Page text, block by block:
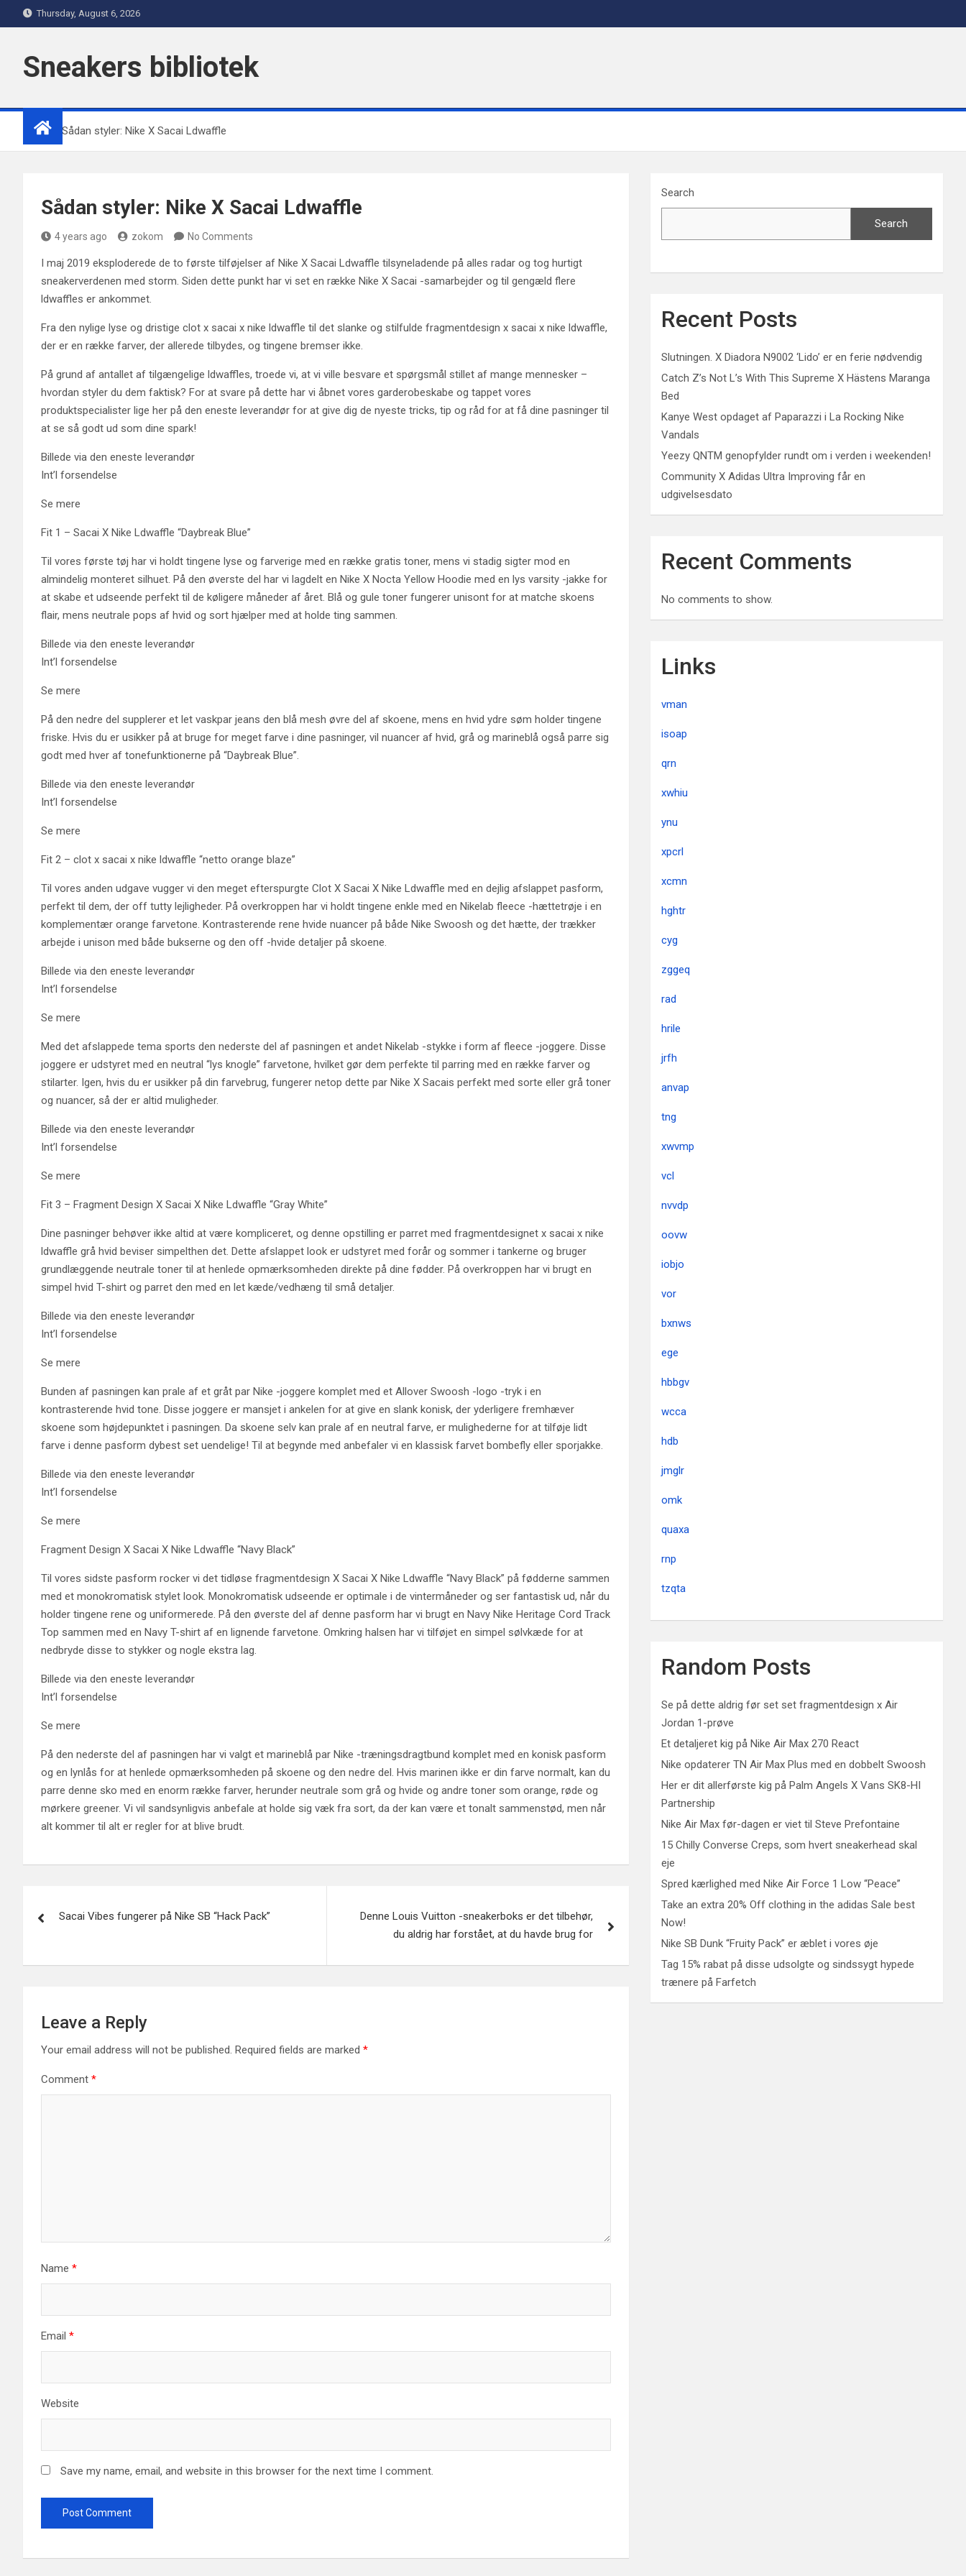
to
Thursday, August 6, 2026
Sneakers bibliotek
Home Sådan styler: Nike X Sacai Ldwaffle
Sådan styler: Nike X Sacai Ldwaffle
4 years ago zokom No Comments
I maj 2019 eksploderede de to første tilføjelser af Nike X Sacai Ldwaffle tilsyneladende på alles radar og tog hurtigt
sneakerverdenen med storm. Siden dette punkt har vi set en række Nike X Sacai -samarbejder og til gengæld flere
ldwaffles er ankommet.
Fra den nylige lyse og dristige clot x sacai x nike ldwaffle til det slanke og stilfulde fragmentdesign x sacai x nike ldwaffle,
der er en række farver, der allerede tilbydes, og tingene bremser ikke.
På grund af antallet af tilgængelige ldwaffles, troede vi, at vi ville besvare et spørgsmål stillet af mange mennesker –
hvordan styler du dem faktisk? For at svare på dette har vi åbnet vores garderobeskabe og tappet vores
produktspecialister lige her på den eneste leverandør for at give dig de nyeste tricks, tip og råd for at få dine pasninger til
at se så godt ud som dine spark!
Billede via den eneste leverandør
Int’l forsendelse
Se mere
Fit 1 – Sacai X Nike Ldwaffle “Daybreak Blue”
Til vores første tøj har vi holdt tingene lyse og farverige med en række gratis toner, mens vi stadig sigter mod en
almindelig monteret silhuet. På den øverste del har vi lagdelt en Nike X Nocta Yellow Hoodie med en lys varsity -jakke for
at skabe et udseende perfekt til de køligere måneder af året. Blå og gule toner fungerer unisont for at matche skoens
flair, mens neutrale pops af hvid og sort hjælper med at holde ting sammen.
Billede via den eneste leverandør
Int’l forsendelse
Se mere
På den nedre del supplerer et let vaskpar jeans den blå mesh øvre del af skoene, mens en hvid ydre søm holder tingene
friske. Hvis du er usikker på at bruge for meget farve i dine pasninger, vil nuancer af hvid, grå og marineblå også parre sig
godt med hver af tonefunktionerne på “Daybreak Blue”.
Billede via den eneste leverandør
Int’l forsendelse
Se mere
Fit 2 – clot x sacai x nike ldwaffle “netto orange blaze”
Til vores anden udgave vugger vi den meget efterspurgte Clot X Sacai X Nike Ldwaffle med en dejlig afslappet pasform,
perfekt til dem, der off tutty lejligheder. På overkroppen har vi holdt tingene enkle med en Nikelab fleece -hættetrøje i en
komplementær orange farvetone. Kontrasterende rene hvide nuancer på både Nike Swoosh og det hætte, der trækker
arbejde i unison med både bukserne og den off -hvide detaljer på skoene.
Billede via den eneste leverandør
Int’l forsendelse
Se mere
Med det afslappede tema sports den nederste del af pasningen et andet Nikelab -stykke i form af fleece -joggere. Disse
joggere er udstyret med en neutral “lys knogle” farvetone, hvilket gør dem perfekte til parring med en række farver og
stilarter. Igen, hvis du er usikker på din farvebrug, fungerer netop dette par Nike X Sacais perfekt med sorte eller grå toner
og nuancer, så der er altid muligheder.
Billede via den eneste leverandør
Int’l forsendelse
Se mere
Fit 3 – Fragment Design X Sacai X Nike Ldwaffle “Gray White”
Dine pasninger behøver ikke altid at være kompliceret, og denne opstilling er parret med fragmentdesignet x sacai x nike
ldwaffle grå hvid beviser simpelthen det. Dette afslappet look er udstyret med forår og sommer i tankerne og bruger
grundlæggende neutrale toner til at henlede opmærksomheden direkte på dine fødder. På overkroppen har vi brugt en
simpel hvid T-shirt og parret den med en let kæde/vedhæng til små detaljer.
Billede via den eneste leverandør
Int’l forsendelse
Se mere
Bunden af ​​pasningen kan prale af et gråt par Nike -joggere komplet med et Allover Swoosh -logo -tryk i en
kontrasterende hvid tone. Disse joggere er mansjet i ankelen for at give en slank konisk, der yderligere fremhæver
skoene som højdepunktet i pasningen. Da skoene selv kan prale af en neutral farve, er mulighederne for at tilføje lidt
farve i denne pasform dybest set uendelige! Til at begynde med anbefaler vi en klassisk farvet bombefly eller sporjakke.
Billede via den eneste leverandør
Int’l forsendelse
Se mere
Fragment Design X Sacai X Nike Ldwaffle “Navy Black”
Til vores sidste pasform rocker vi det tidløse fragmentdesign X Sacai X Nike Ldwaffle “Navy Black” på fødderne sammen
med et monokromatisk stylet look. Monokromatisk udseende er optimale i de vintermåneder og ser fantastisk ud, når du
holder tingene rene og uniformerede. På den øverste del af denne pasform har vi brugt en Navy Nike Heritage Cord Track
Top sammen med en Navy T-shirt af en lignende farvetone. Omkring halsen har vi tilføjet en simpel sølvkæde for at
nedbryde disse to stykker og nogle ekstra lag.
Billede via den eneste leverandør
Int’l forsendelse
Se mere
På den nederste del af pasningen har vi valgt et marineblå par Nike -træningsdragtbund komplet med en konisk pasform
og en lynlås for at henlede opmærksomheden på skoene og den nedre del. Hvis marinen ikke er din farve normalt, kan du
parre denne sko med en enorm række farver, herunder neutrale som grå og hvide og andre toner som orange, røde og
mørkere greener. Vi vil sandsynligvis anbefale at holde sig væk fra sort, da der kan være et tonalt sammenstød, men når
alt kommer til alt er regler for at blive brudt.
navigation
Sacai Vibes fungerer på Nike SB “Hack Pack”
Denne Louis Vuitton -sneakerboks er det tilbehør,
du aldrig har forstået, at du havde brug for
Leave a Reply
Your email address will not be published. Required fields are marked *
Comment *
Name *
Email *
Website
Save my name, email, and website in this browser for the next time I comment.
Search
Search
Recent Posts
Slutningen. X Diadora N9002 ‘Lido’ er en ferie nødvendig
Catch Z’s Not L’s With This Supreme X Hästens Maranga
Bed
Kanye West opdaget af Paparazzi i La Rocking Nike
Vandals
Yeezy QNTM genopfylder rundt om i verden i weekenden!
Community X Adidas Ultra Improving får en
udgivelsesdato
Recent Comments
No comments to show.
Links
vman
isoap
qrn
xwhiu
ynu
xpcrl
xcmn
hghtr
cyg
zggeq
rad
hrile
jrfh
anvap
tng
xwvmp
vcl
nvvdp
oovw
iobjo
vor
bxnws
ege
hbbgv
wcca
hdb
jmglr
omk
quaxa
rnp
tzqta
Random Posts
Se på dette aldrig før set set fragmentdesign x Air
Jordan 1-prøve
Et detaljeret kig på Nike Air Max 270 React
Nike opdaterer TN Air Max Plus med en dobbelt Swoosh
Her er dit allerførste kig på Palm Angels X Vans SK8-HI
Partnership
Nike Air Max før-dagen er viet til Steve Prefontaine
15 Chilly Converse Creps, som hvert sneakerhead skal
eje
Spred kærlighed med Nike Air Force 1 Low “Peace”
Take an extra 20% Off clothing in the adidas Sale best
Now!
Nike SB Dunk “Fruity Pack” er æblet i vores øje
Tag 15% rabat på disse udsolgte og sindssygt hypede
trænere på Farfetch